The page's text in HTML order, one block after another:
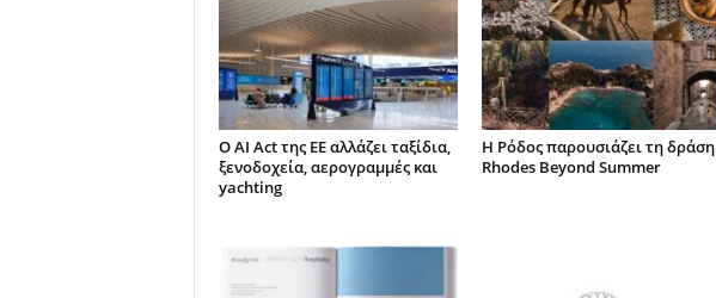
Ο AI Act της ΕΕ αλλάζει ταξίδια,
ξενοδοχεία, αερογραμμές και
yachting
Η Ρόδος παρουσιάζει τη δράση
Rhodes Beyond Summer